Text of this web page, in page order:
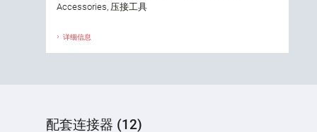
Accessories, 压接工具
详细信息
配套连接器 (12)